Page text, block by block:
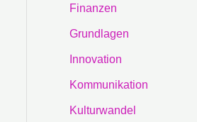
Finanzen
Grundlagen
Innovation
Kommunikation
Kulturwandel